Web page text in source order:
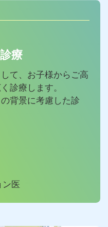
療
て、お子様からご高
診療します。
背景に考慮した診
ン医